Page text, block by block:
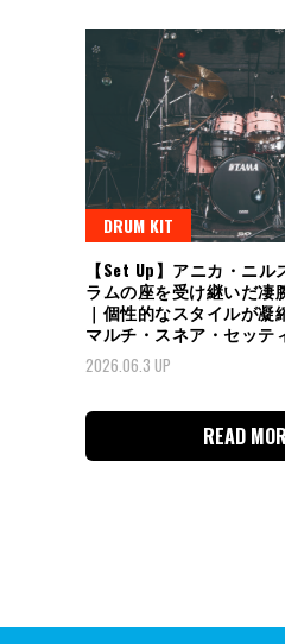
DRUM KIT
【Set Up】アニカ・ニ
ラムの座を受け継いだ凄
｜個性的なスタイルが
マルチ・スネア・セッテ
2026.06.3 UP
READ